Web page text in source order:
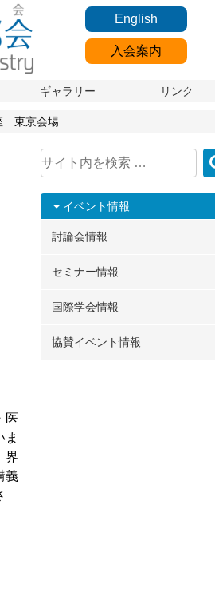
English
入会案内
ギャラリー リンク
東京会場
医
ま
界
義
イベント情報
討論会情報
セミナー情報
国際学会情報
協賛イベント情報